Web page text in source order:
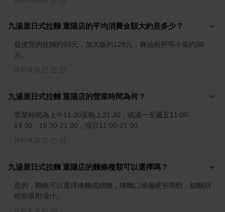
九湯屋日式拉麵 重陽店的平均消費金額大約是多少？
最便宜的拉麵約99元，加大版約129元，麻油粉肝等小菜約30
元。
九湯屋日式拉麵 重陽店的營業時間為何？
營業時間為上午11:00至晚上21:30，或週一至週五11:00-
14:30、16:30-21:00，假日11:00-21:00。
九湯屋日式拉麵 重陽店的麵條種類可以選擇嗎？
是的，麵條可以選擇捲麵或細麵，捲麵口感偏硬有嚼勁，細麵則
較能吸附湯汁。